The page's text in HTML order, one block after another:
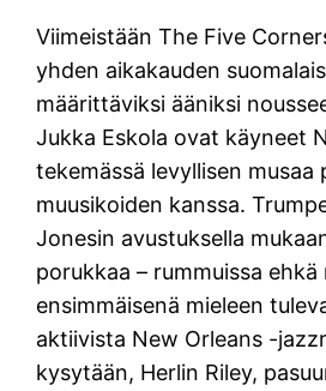
Viimeistään The Five
yhden aikakauden
määrittäviksi ääniksi
Jukka Eskola ovat käyneet
tekemässä levyllisen musaa
muusikoiden kanssa.
Jonesin avustuksella
porukkaa – rummuissa ehkä
ensimmäisenä mieleen
aktiivista New Orleans -
kysytään, Herlin Riley,